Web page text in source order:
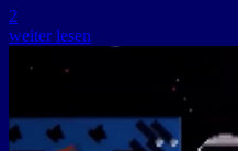
2
weiter lesen